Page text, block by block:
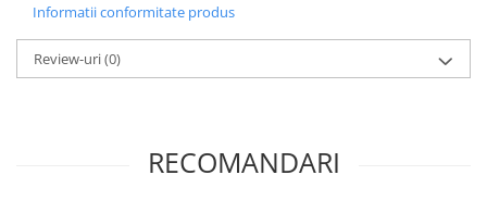
Informatii conformitate produs
Review-uri(0)
RECOMANDARI